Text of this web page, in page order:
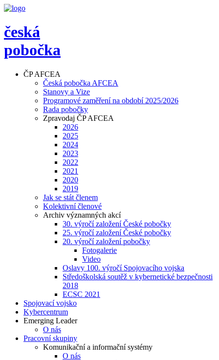
česká
pobočka
ČP AFCEA
Česká pobočka AFCEA
Stanovy a Vize
Programové zaměření na období 2025/2026
Rada pobočky
Zpravodaj ČP AFCEA
2026
2025
2024
2023
2022
2021
2020
2019
Jak se stát členem
Kolektivní členové
Archiv významných akcí
30. výročí založení České pobočky
25. výročí založení České pobočky
20. výročí založení pobočky
Fotogalerie
Video
Oslavy 100. výročí Spojovacího vojska
Středoškolská soutěž v kybernetické bezpečnosti
2018
ECSC 2021
Spojovací vojsko
Kybercentrum
Emerging Leader
O nás
Pracovní skupiny
Komunikační a informační systémy
O nás